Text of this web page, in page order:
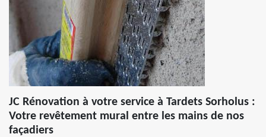
JC Rénovation à votre service à Tardets Sorholus :
Votre revêtement mural entre les mains de nos
façadiers